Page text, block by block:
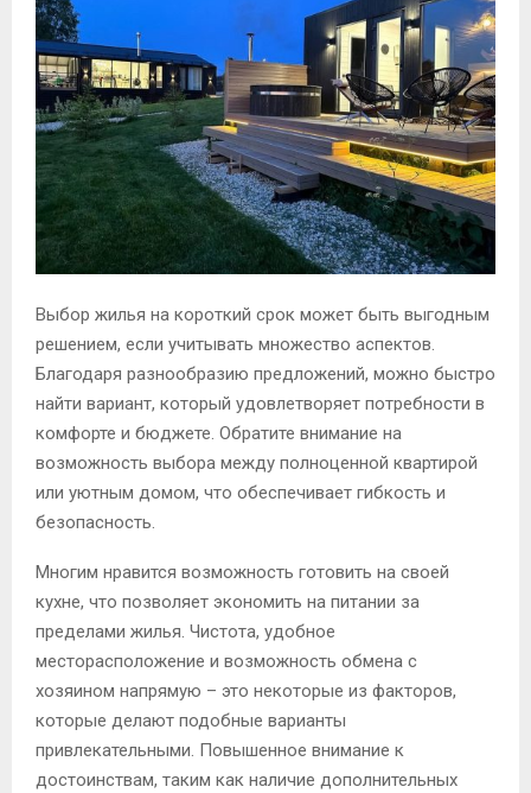
Выбор жилья на короткий срок может быть выгодным
решением, если учитывать множество аспектов.
Благодаря разнообразию предложений, можно быстро
найти вариант, который удовлетворяет потребности в
комфорте и бюджете. Обратите внимание на
возможность выбора между полноценной квартирой
или уютным домом, что обеспечивает гибкость и
безопасность.
Многим нравится возможность готовить на своей
кухне, что позволяет экономить на питании за
пределами жилья. Чистота, удобное
месторасположение и возможность обмена с
хозяином напрямую – это некоторые из факторов,
которые делают подобные варианты
привлекательными. Повышенное внимание к
достоинствам, таким как наличие дополнительных